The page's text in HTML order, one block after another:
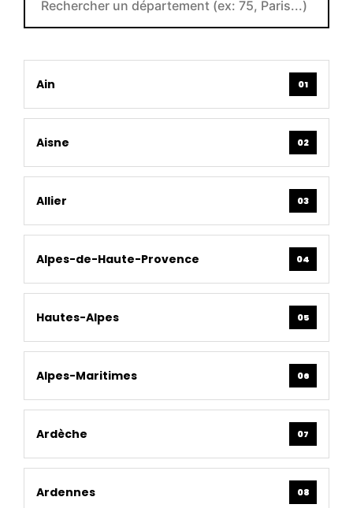
Ain 01
Aisne 02
Allier 03
Alpes-de-Haute-Provence 04
Hautes-Alpes 05
Alpes-Maritimes 06
Ardèche 07
Ardennes 08